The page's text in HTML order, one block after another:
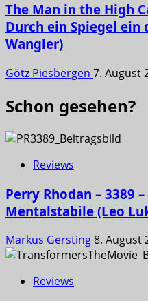
The Man in the High
Durch ein Spiegel ein
Wangler)
Götz Piesbergen 7. August
Schon gesehen?
Reviews
Perry Rhodan – 3389
Mentalstabile (Leo
Markus Gersting8. August
Reviews